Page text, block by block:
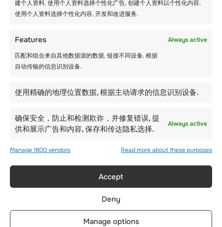
建个人资料, 使用个人资料选择个性化广告, 创建个人资料以个性化内容,
使用个人资料选择个性化内容, 开发和改进服务.
Features
Always active
匹配和组合来自其他数据源的数据, 链接不同设备, 根据
自动传输的信息识别设备.
使用精确的地理位置数据, 根据主动请求的信息识别设备.
确保安全，防止和检测欺诈，并修复错误, 提
供和展示广告和内容, 保存和传达隐私选择.
Always active
Manage 1800 vendors Read more about these purposes
Accept
Deny
Manage options
考虑学生可以参与的其他
活动
无论行程长短，您的团队不可能整天都在滑雪。
了解度假村是否还有其他学校滑雪旅行活动。 其
及学生之间的阅读比赛。 一些成年人可以去购
最后
在缩小您的团队所需的一切范围后，选择能满足
每个人需求的最佳目的地。 切记要采取理想的措
施来保证团队中每个人的安全。 此外，滑雪可能
是一项任务繁重的活动，教师和其他组织者应确
保参与者补充充足的水分。 这可能很难做到，尤
其是因为气温极低。 不过，您应确保每位参与者
都有饮料，最好是水。